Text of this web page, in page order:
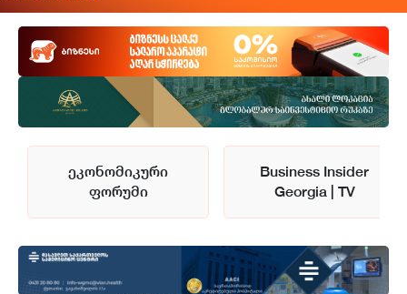
ეკონომიკური
ფორუმი
Business Insider
Georgia | TV